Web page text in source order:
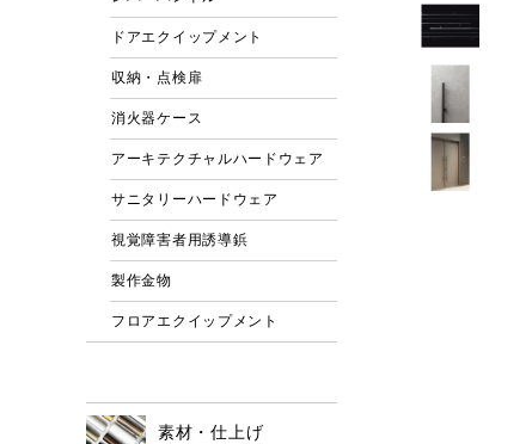
ドアエクイップメント
収納・点検扉
消火器ケース
アーキテクチャルハードウェア
サニタリーハードウェア
視覚障害者用誘導鋲
製作金物
フロアエクイップメント
素材・仕上げ